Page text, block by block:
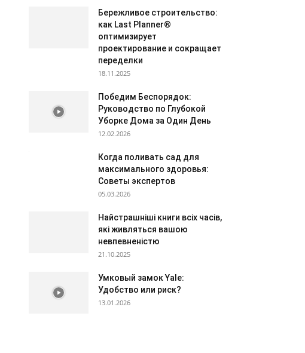
Бережливое строительство:
как Last Planner®
оптимизирует
проектирование и сокращает
переделки
18.11.2025
Победим Беспорядок:
Руководство по Глубокой
Уборке Дома за Один День
12.02.2026
Когда поливать сад для
максимального здоровья:
Советы экспертов
05.03.2026
Найстрашніші книги всіх часів,
які живляться вашою
невпевненістю
21.10.2025
Умковый замок Yale:
Удобство или риск?
13.01.2026